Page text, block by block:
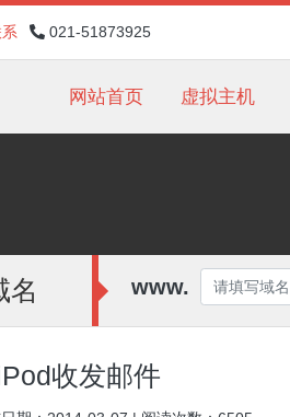
021-51873925
网站首页 虚拟主机
名 www.
收发邮件